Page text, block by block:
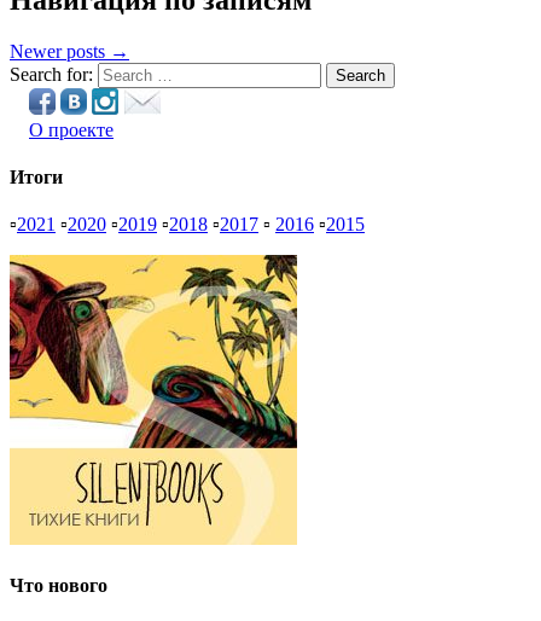
Newer posts →
Search for:
Search
О проекте
Итоги
▫2021 ▫2020 ▫2019 ▫2018 ▫2017 ▫ 2016 ▫2015
Что нового